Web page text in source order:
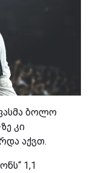
ფასმა ბოლო
კი
აქვთ.
1,1